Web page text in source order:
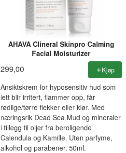
AHAVA Clineral Skinpro Calming
Facial Moisturizer
299,00 Kjøp
Ansiktskrem for hyposensitiv hud som
lett blir irritert, flammer opp, får
rødlige/tørre flekker eller klør. Med
næringsrik Dead Sea Mud og mineraler
i tillegg til oljer fra beroligende
Calendula og Kamille. Uten parfyme,
alkohol og parabener. 50ml.